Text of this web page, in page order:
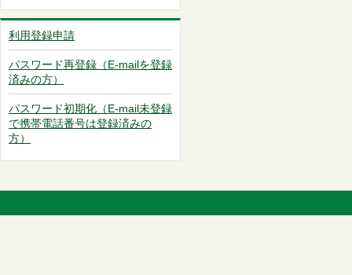
利用登録申請
パスワード再登録（E-mailを登録
済みの方）
パスワード初期化（E-mail未登録
で携帯電話番号は登録済みの
方）